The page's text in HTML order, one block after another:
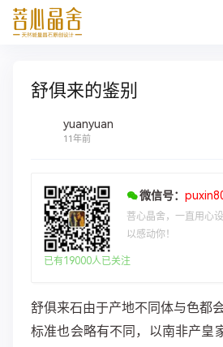
舒俱来的鉴别
yuanyuan
11年前
微信号：
菩心晶舍，一直用心
以感动你！
已有19000人已关注
舒俱来石由于产地不同体与色都
标准也会略有不同，以南非产皇